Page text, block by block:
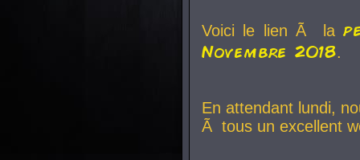
Voici le lien Ã la
Novembre 2018.
En attendant lundi,
Ã tous un excellent